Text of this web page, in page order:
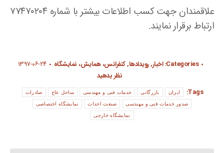
علاقمندان جهت کسب اطلاعات بیشتر با شماره ۷۷۴۷۰۲۰۴
ارتباط برقرار نمایند.
Categories: اخبار,رویدادها,کنفرانس، همایش، نمایشگاه
۱۳۹۷-۰۶-۲۴
نظر بدهید
Tags:
ایران بازرگانی خدمات فنی و مهندسی ساحل عاج صادرات
صدور خدمات فنی و مهندسی صنعت احداث نمایشگاه اختصاصی
نمایشگاه خارجی